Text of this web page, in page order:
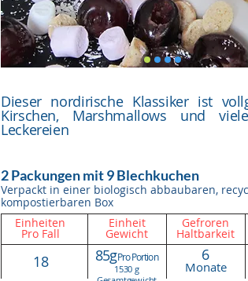
Dieser nordirische Klassiker ist
Kirschen, Marshmallows und
Leckereien
2 Packungen mit 9 Blechkuchen
Verpackt in einer biologisch abbaubaren,
kompostierbaren Box
Einheiten
Pro Fall
Einheit
Gewicht
Gefroren
Haltbarkeit
18 6
Monate
85gPro Portion
1530 g